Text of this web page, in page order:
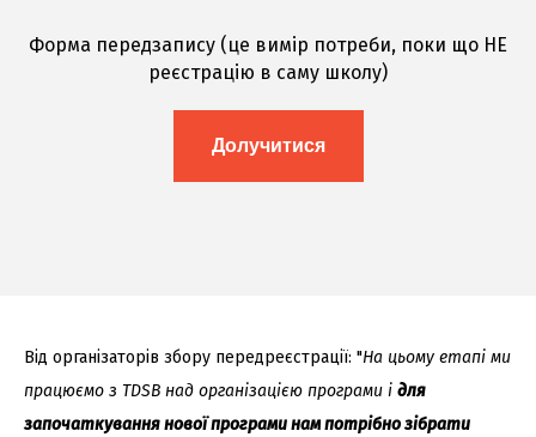
Форма передзапису (це вимір потреби, поки що НЕ
реєстрацію в саму школу)
Долучитися
Від організаторів збору передреєстрації: "На цьому етапі ми
працюємо з TDSB над організацією програми і для
започаткування нової програми нам потрібно зібрати